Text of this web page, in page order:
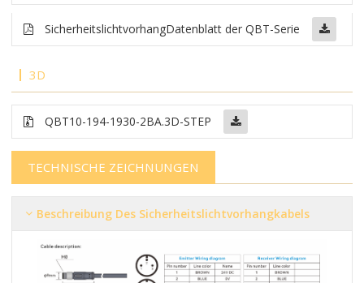
SicherheitslichtvorhangDatenblatt der QBT-Serie
3D
QBT10-194-1930-2BA.3D-STEP
TECHNISCHE ZEICHNUNGEN
Beschreibung Des Sicherheitslichtvorhangkabels